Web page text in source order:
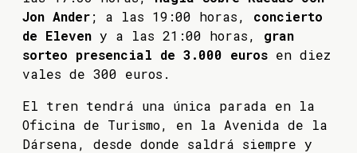
Jon Ander; a las 19:00 horas, concierto
de Eleven y a las 21:00 horas, gran
sorteo presencial de 3.000 euros en diez
vales de 300 euros.
El tren tendrá una única parada en la
Oficina de Turismo, en la Avenida de la
Dársena, desde donde saldrá siempre y